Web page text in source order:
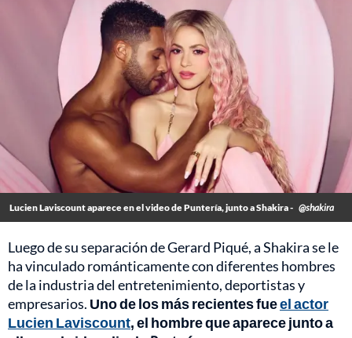
Lucien Laviscount aparece en el video de Puntería, junto a Shakira - @shakira
Luego de su separación de Gerard Piqué, a Shakira se le
ha vinculado románticamente con diferentes hombres
de la industria del entretenimiento, deportistas y
empresarios. Uno de los más recientes fueel actor
Lucien Laviscount, el hombre que aparece junto a